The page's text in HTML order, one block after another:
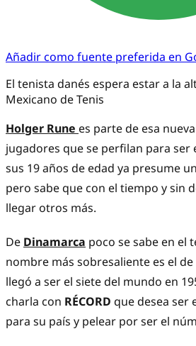
Añadir como fuente preferida en
El tenista danés espera estar a la
Mexicano de Tenis
Holger Rune es parte de esa
jugadores que se perfilan para ser
sus 19 años de edad ya presume
pero sabe que con el tiempo y sin
llegar otros más.
De Dinamarca poco se sabe en el
nombre más sobresaliente es el de
llegó a ser el siete del mundo en
charla con RÉCORD que desea ser
para su país y pelear por ser el